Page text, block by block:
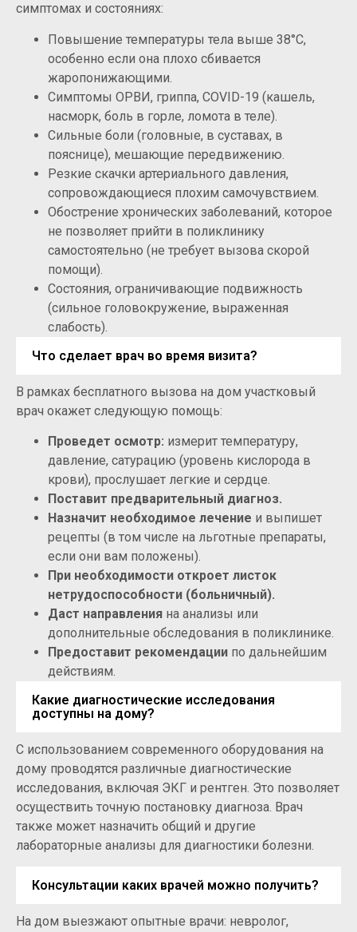
симптомах и состояниях:
Повышение температуры тела выше 38°C,
особенно если она плохо сбивается
жаропонижающими.
Симптомы ОРВИ, гриппа, COVID-19 (кашель,
насморк, боль в горле, ломота в теле).
Сильные боли (головные, в суставах, в
пояснице), мешающие передвижению.
Резкие скачки артериального давления,
сопровождающиеся плохим самочувствием.
Обострение хронических заболеваний, которое
не позволяет прийти в поликлинику
самостоятельно (не требует вызова скорой
помощи).
Состояния, ограничивающие подвижность
(сильное головокружение, выраженная
слабость).
Что сделает врач во время визита?
В рамках бесплатного вызова на дом участковый
врач окажет следующую помощь:
Проведет осмотр: измерит температуру,
давление, сатурацию (уровень кислорода в
крови), прослушает легкие и сердце.
Поставит предварительный диагноз.
Назначит необходимое лечение и выпишет
рецепты (в том числе на льготные препараты,
если они вам положены).
При необходимости откроет листок
нетрудоспособности (больничный).
Даст направления на анализы или
дополнительные обследования в поликлинике.
Предоставит рекомендации по дальнейшим
действиям.
Какие диагностические исследования
доступны на дому?
С использованием современного оборудования на
дому проводятся различные диагностические
исследования, включая ЭКГ и рентген. Это позволяет
осуществить точную постановку диагноза. Врач
также может назначить общий и другие
лабораторные анализы для диагностики болезни.
Консультации каких врачей можно получить?
На дом выезжают опытные врачи: невролог,